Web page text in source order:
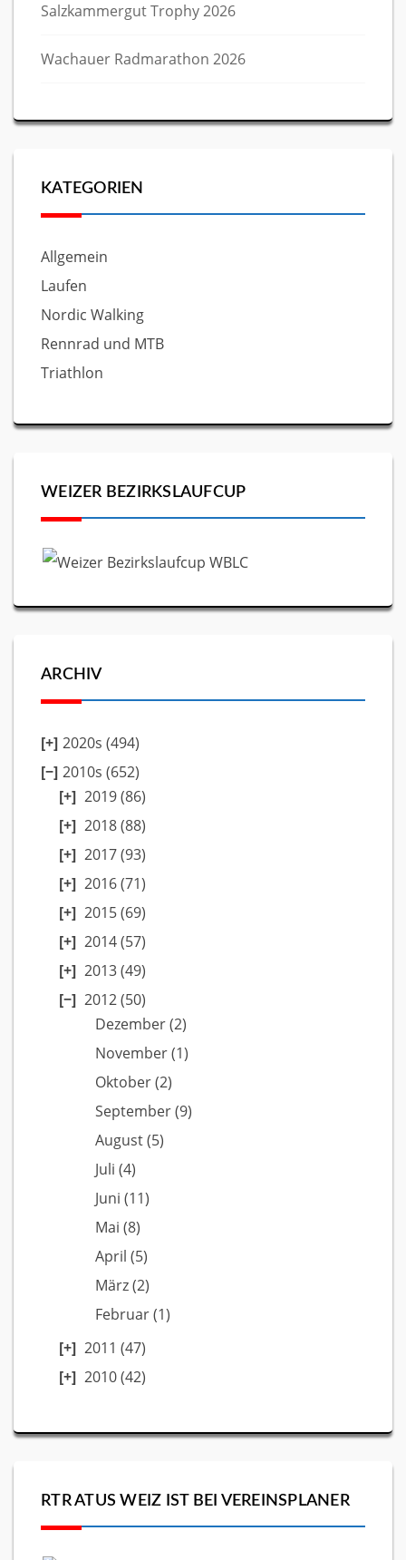
Salzkammergut Trophy 2026
Wachauer Radmarathon 2026
KATEGORIEN
Allgemein
Laufen
Nordic Walking
Rennrad und MTB
Triathlon
WEIZER BEZIRKSLAUFCUP
ARCHIV
2020s (494)
2010s (652)
2019(86)
2018(88)
2017(93)
2016(71)
2015(69)
2014(57)
2013(49)
2012(50)
Dezember(2)
November(1)
Oktober(2)
September(9)
August(5)
Juli (4)
Juni (11)
Mai (8)
April (5)
März(2)
Februar(1)
2011 (47)
2010(42)
RTR ATUS WEIZ IST BEI VEREINSPLANER